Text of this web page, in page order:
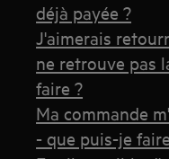
déjà payée ?
J'aimerais
ne retrouve pas
faire ?
Ma commande
- que puis-je